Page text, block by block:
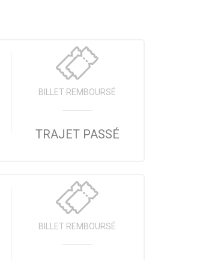
BILLET REMBOURSÉ
TRAJET PASSÉ
BILLET REMBOURSÉ